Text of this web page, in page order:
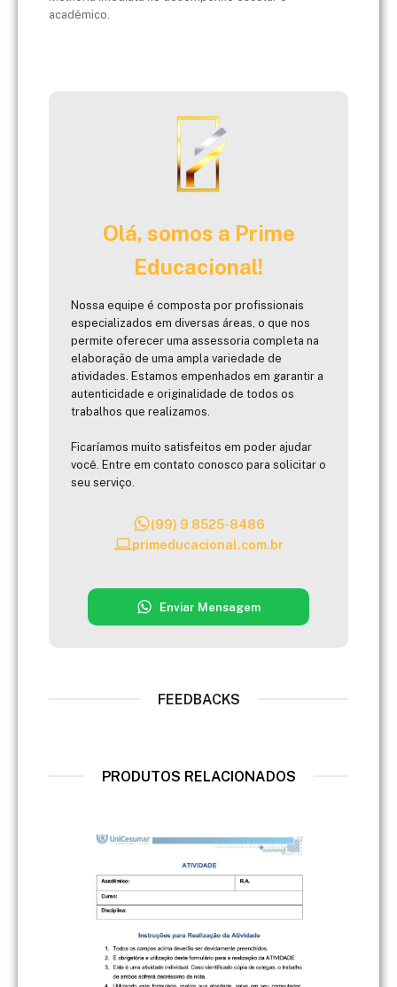
acadêmico.
Olá, somos a Prime
Educacional!
Nossa equipe é composta por profissionais
especializados em diversas áreas, o que nos
permite oferecer uma assessoria completa na
elaboração de uma ampla variedade de
atividades. Estamos empenhados em garantir a
autenticidade e originalidade de todos os
trabalhos que realizamos.
Ficaríamos muito satisfeitos em poder ajudar
você. Entre em contato conosco para solicitar o
seu serviço.
(99) 9 8525-8486
primeducacional.com.br
Enviar Mensagem
FEEDBACKS
PRODUTOS RELACIONADOS